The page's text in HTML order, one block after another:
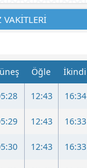
Öğle İkindi
12:43 16:34
12:43 16:33
12:43 16:33